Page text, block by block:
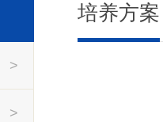
>
>
培养方案